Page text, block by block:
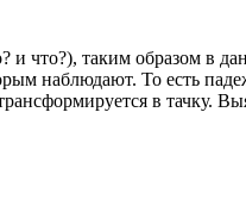
таким образом в
наблюдают. То есть
в тачку.